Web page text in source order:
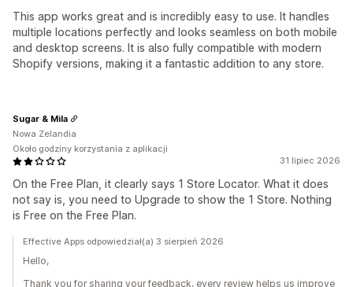
This app works great and is incredibly easy to use. It handles
multiple locations perfectly and looks seamless on both mobile
and desktop screens. It is also fully compatible with modern
Shopify versions, making it a fantastic addition to any store.
31 lipiec 2026
On the Free Plan, it clearly says 1 Store Locator. What it does
not say is, you need to Upgrade to show the 1 Store. Nothing
is Free on the Free Plan.
Sugar & Mila
Nowa Zelandia
Około godziny korzystania z aplikacji
Effective Apps odpowiedział(a) 3 sierpień 2026
Hello,
Thank you for sharing your feedback, every review helps us improve